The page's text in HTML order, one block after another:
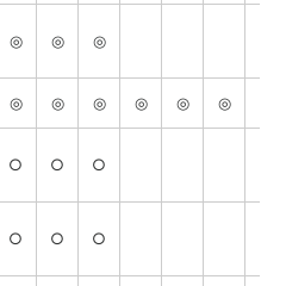
◎ ◎ ◎
◎ ◎ ◎ ◎ ◎ ◎
○ ○ ○
○ ○ ○